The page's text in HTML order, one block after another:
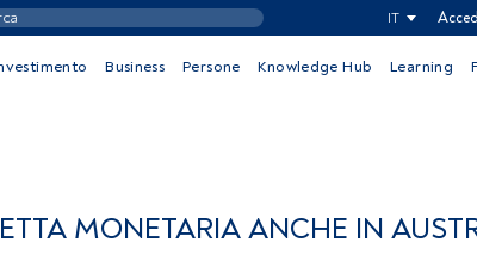
IT
Business Persone Knowledge Hub Learning
MONETARIA ANCHE IN